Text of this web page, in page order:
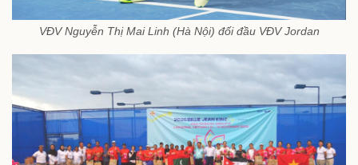
VĐV Nguyễn Thị Mai Linh (Hà Nội) đối đầu VĐV Jordan